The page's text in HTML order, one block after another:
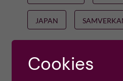
JAPAN
Cookies